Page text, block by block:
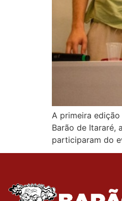
A primeira
Barão de Itararé,
participaram do